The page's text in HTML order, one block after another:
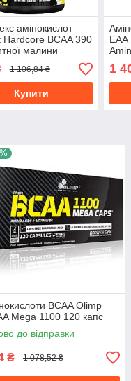
амінокислот
Hardcore BCAA 390
малини
1 106,84 ₴
Купити
ЕАА
1
BCAA Olimp
Mega 1100 120 капс
до відправки
₴ 1 078,52 ₴